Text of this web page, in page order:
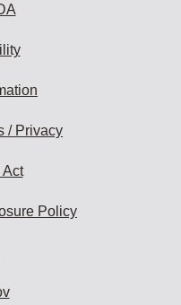
/ Privacy
Act
Policy